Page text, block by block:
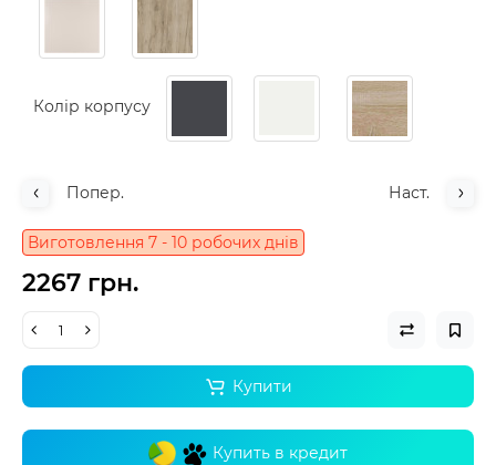
Колір корпусу
Попер. Наст.
Виготовлення 7 - 10 робочих днів
2267 грн.
Купити
Купить в кредит